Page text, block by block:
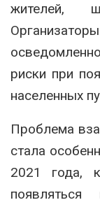
жителей,
риски при
населенных
Проблема
стала
2021 года,